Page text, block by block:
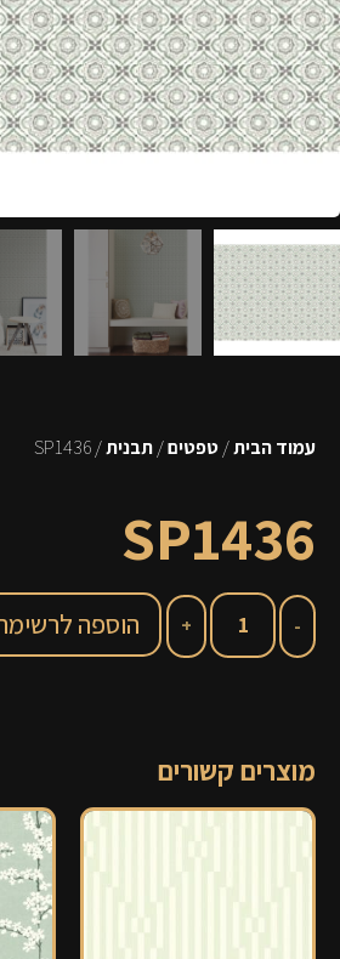
עמוד הבית/טפטים/תבנית/ SP1436
SP1436
הוספה לרשימה
מוצרים קשורים